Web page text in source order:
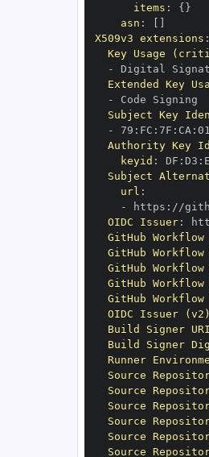
items : { }
asn :
X509v3 extensions :
Key Usage
-
Extended Key
-
Subject Key
-
79 : FC : 7F : CA : 01
Authority Key
keyid : DF : D3 :
Subject
url :
-
https :
OIDC Issuer:
GitHub
GitHub Workflow
GitHub Workflow
GitHub
GitHub Workflow
OIDC Issuer (v2)
Build Signer URI
Build Signer
Runner
Source
Source
Source
Source
Source
Source